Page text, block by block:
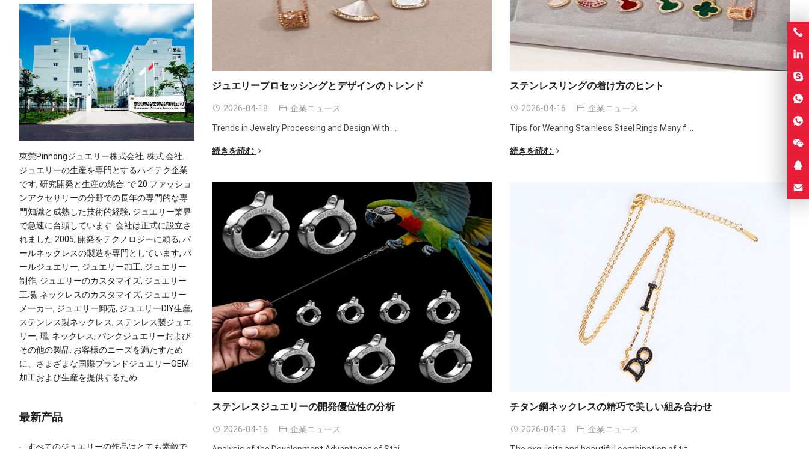
ジュエリープロセッシングとデザインのトレンド
2026-04-18 企業ニュース
Trends in Jewelry Processing and Design With
続きを読む
ステンレスリングの着け方のヒント
2026-04-16 企業ニュース
Tips for Wearing Stainless Steel Rings Many f...
続きを読む
ステンレスジュエリーの開発優位性の分析
2026-04-16 企業ニュース
チタン鋼ネックレスの精巧で美しい組み合わせ
2026-04-13 企業ニュース
東莞Pinhongジュエリー株式会社, 株式 会社.
ジュエリーの生産を専門とするハイテク企業
です, 研究開発と生産の統合. で 20 ファッショ
ンアクセサリーの分野での長年の専門的な専
門知識と成熟した技術的経験, ジュエリー業界
で急速に台頭しています. 会社は正式に設立さ
れました 2005, 開発をテクノロジーに頼る, パ
ールネックレスの製造を専門としています, パ
ールジュエリー, ジュエリー加工, ジュエリー
制作, ジュエリーのカスタマイズ, ジュエリー
工場, ネックレスのカスタマイズ, ジュエリー
メーカー, ジュエリー卸売, ジュエリーDIY生産,
ステンレス製ネックレス, ステンレス製ジュエ
リー, 璫, ネックレス, パンクジュエリーおよび
その他の製品. お客様のニーズを満たすため
に、さまざまな国際ブランドジュエリーOEM
加工および生産を提供するため.
最新产品
すべてのジュエリーの作品はとても素敵で